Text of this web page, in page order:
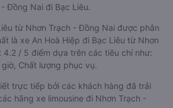
Đồng Nai đi Bạc Liêu.
từ Nhơn Trạch - Đồng Nai được phân
là xe An Hoà Hiệp đi Bạc Liêu từ Nhơn
/ 5 điểm dựa trên các tiêu chí như:
Chất lượng phục vụ.
trực tiếp bởi các khách hàng đã trải
hãng xe limousine đi Nhơn Trạch -